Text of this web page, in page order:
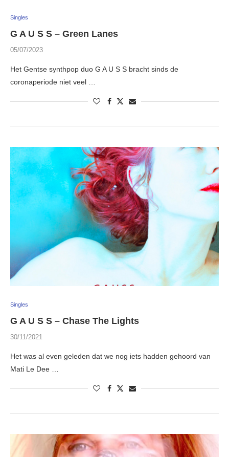
Singles
G A U S S – Green Lanes
05/07/2023
Het Gentse synthpop duo G A U S S bracht sinds de
coronaperiode niet veel …
Singles
G A U S S – Chase The Lights
30/11/2021
Het was al even geleden dat we nog iets hadden gehoord van
Mati Le Dee …